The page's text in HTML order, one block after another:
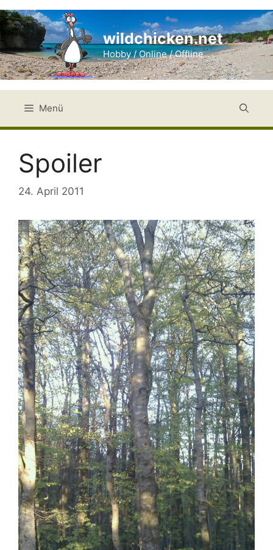
Zum
Inhalt
springen
wildchicken.net
Hobby / Online / Offline
Menü
Spoiler
24. April 2011